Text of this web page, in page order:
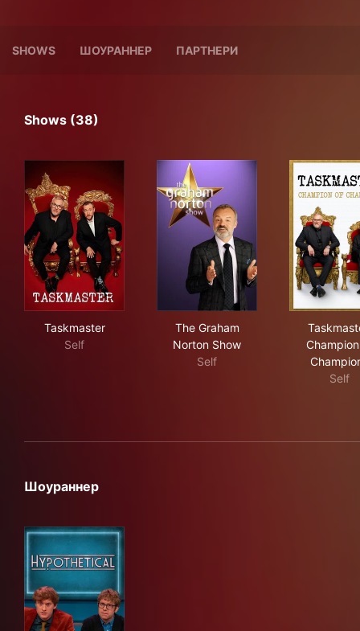
SHOWS ШОУРАННЕР ПАРТНЕРИ
Shows (38)
Taskmaster
Self
The Graham
Norton Show
Self
Self
Шоураннер